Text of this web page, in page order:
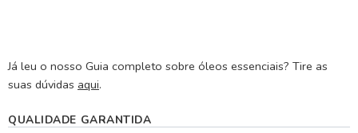
Já leu o nosso Guia completo sobre óleos essenciais? Tire as
suas dúvidas aqui.
QUALIDADE GARANTIDA